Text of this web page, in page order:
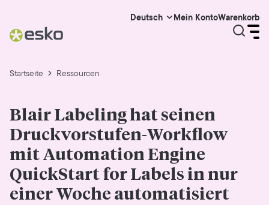
Deutsch Mein KontoWarenkorb
Startseite Ressourcen
Blair Labeling hat seinen
Druckvorstufen-Workflow
mit Automation Engine
QuickStart for Labels in nur
einer Woche automatisiert